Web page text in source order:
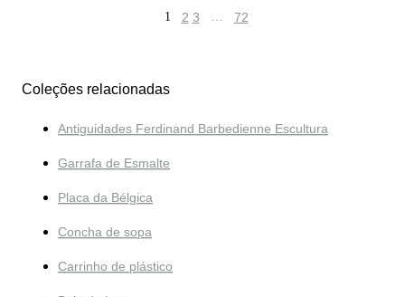
1 2 3 … 72
Coleções relacionadas
Antiguidades Ferdinand Barbedienne Escultura
Garrafa de Esmalte
Placa da Bélgica
Concha de sopa
Carrinho de plástico